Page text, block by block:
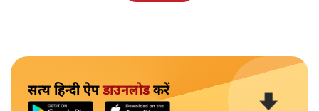
सत्य हिन्दी ऐपडाउनलोडकरें